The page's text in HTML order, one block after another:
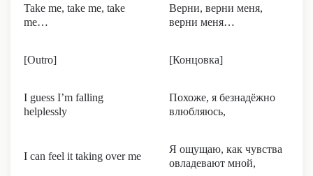
Take me, take me, take
me…
Верни, верни меня,
верни меня…
[Outro] [Концовка]
I guess I’m falling
helplessly
Похоже, я безнадёжно
влюбляюсь,
I can feel it taking over me
Я ощущаю, как чувства
овладевают мной,